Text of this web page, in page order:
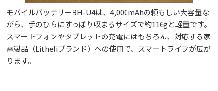
モバイルバッテリーBH-U4は、4,000mAhの頼もしい大容量な
がら、手のひらにすっぽり収まるサイズで約116gと軽量です。
スマートフォンやタブレットの充電にはもちろん、対応する家
電製品（Litheliブランド）への使用で、スマートライフが広が
ります。